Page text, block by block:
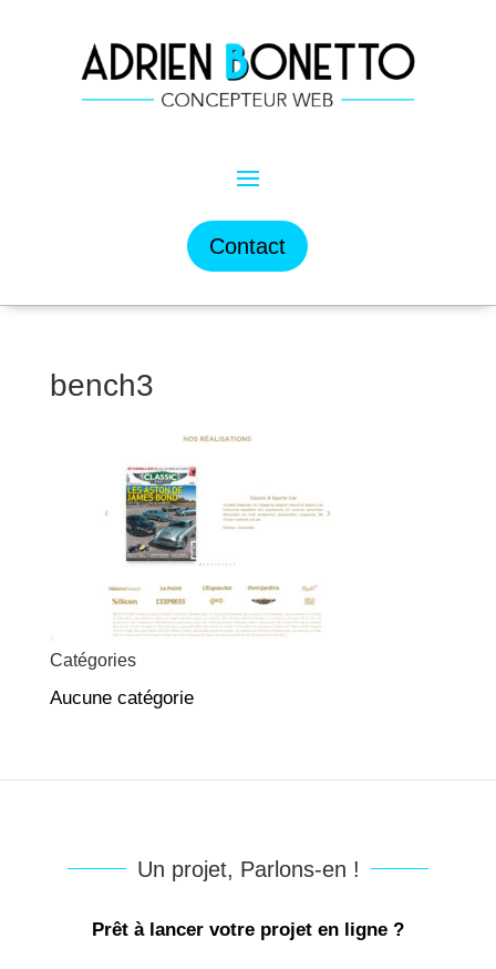
Contact
bench3
Catégories
Aucune catégorie
Un projet, Parlons-en !
Prêt à lancer votre projet en ligne ?